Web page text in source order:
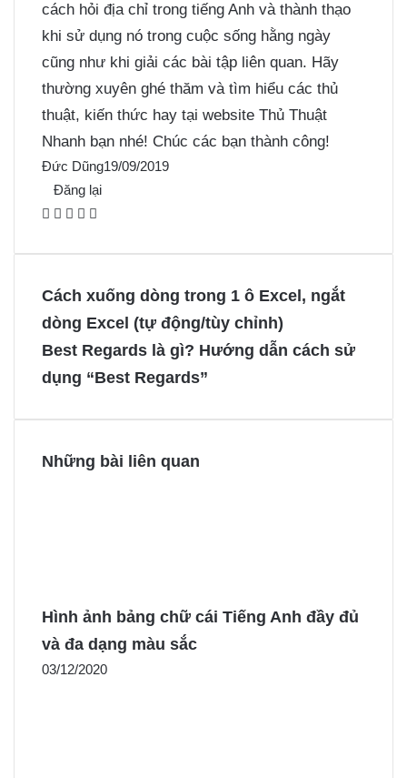
cách hỏi địa chỉ trong tiếng Anh và thành thạo
khi sử dụng nó trong cuộc sống hằng ngày
cũng như khi giải các bài tập liên quan. Hãy
thường xuyên ghé thăm và tìm hiểu các thủ
thuật, kiến thức hay tại website Thủ Thuật
Nhanh bạn nhé! Chúc các bạn thành công!
Đức Dũng19/09/2019
Đăng lại
F
o
o
k
X P
r
e
s
M
n
g
e
n
g
e
Cách xuống dòng trong 1 ô Excel, ngắt
dòng Excel (tự động/tùy chỉnh)
Best Regards là gì? Hướng dẫn cách sử
dụng “Best Regards”
Những bài liên quan
Hình ảnh bảng chữ cái Tiếng Anh đầy đủ
và đa dạng màu sắc
03/12/2020